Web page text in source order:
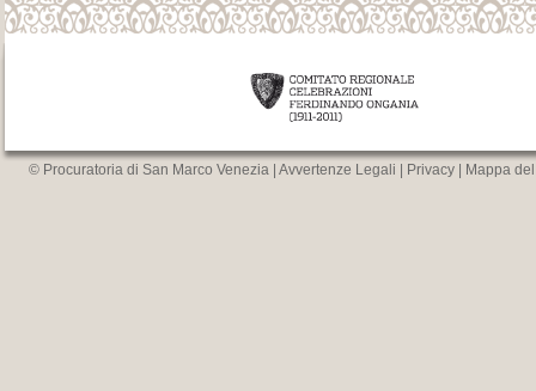
© Procuratoria di San Marco Venezia | Avvertenze Legali Privacy Mappa